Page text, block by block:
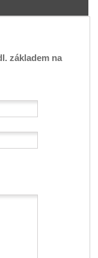
základem na